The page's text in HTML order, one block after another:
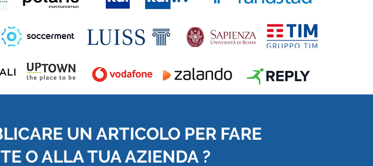
UN ARTICOLO PER FARE
O ALLA TUA AZIENDA ?